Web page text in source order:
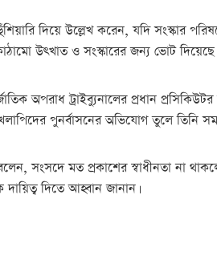
দিয়ে উল্লেখ করেন, যদি সংস্কার
কাঠামো উৎখাত ও সংস্কারের জন্য ভোট
অপরাধ ট্রাইব্যুনালের প্রধান
পুনর্বাসনের অভিযোগ তুলে তিনি
সংসদে মত প্রকাশের স্বাধীনতা না
দিতে আহ্বান জানান।